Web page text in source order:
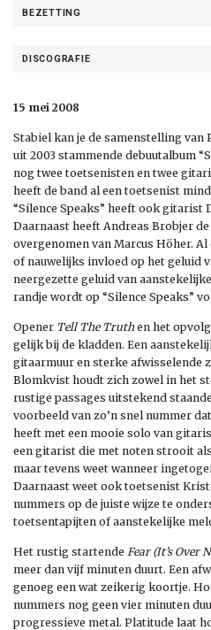
BEZETTING
DISCOGRAFIE
15 mei 2008
Stabiel kan je de samenstelling van
uit 2003 stammende debuutalbum
nog twee toetsenisten en twee
heeft de band al een toetsenist
“Silence Speaks” heeft ook gitarist
Daarnaast heeft Andreas Brobjer
overgenomen van Marcus Höher.
of nauwelijks invloed op het geluid
neergezette geluid van
randje wordt op “Silence Speaks”
Opener Tell The Truthen het
gelijk bij de kladden. Een
gitaarmuur en sterke afwisselende
Blomkvist houdt zich zowel in het
rustige passages uitstekend
voorbeeld van zo’n snel nummer
heeft met een mooie solo van
een gitarist die met noten strooit
maar tevens weet wanneer
Daarnaast weet ook toetsenist
nummers op de juiste wijze te
toetsentapijten of aanstekelijke
Het rustig startende Fear (It’s Over
meer dan vijf minuten duurt. Een
genoeg een wat zeikerig koortje.
nummers nog geen vier minuten
progressieve metal. Platitude laat